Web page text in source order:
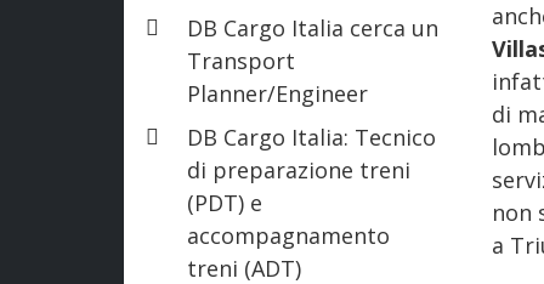
DB Cargo Italia cerca un
Transport
Planner/Engineer
DB Cargo Italia: Tecnico
di preparazione treni
(PDT) e
accompagnamento
treni (ADT)
di
non
a